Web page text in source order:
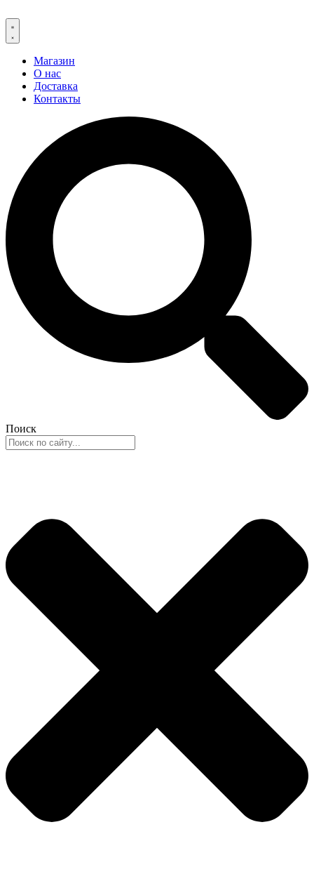
Магазин
О нас
Доставка
Контакты
Поиск